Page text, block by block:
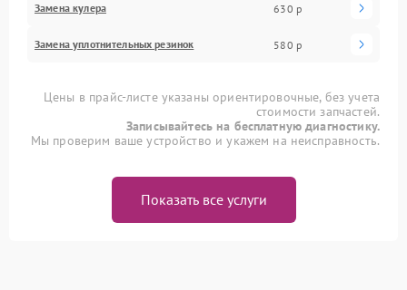
Замена кулера 630 р
Замена уплотнительных резинок 580 р
Цены в прайс-листе указаны ориентировочные, без учета
стоимости запчастей.
Записывайтесь на бесплатную диагностику.
Мы проверим ваше устройство и укажем на неисправность.
Показать все услуги